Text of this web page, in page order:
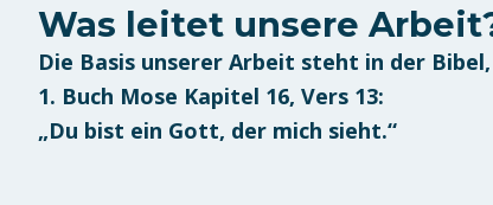
Was leitet unsere
Die Basis unserer Arbeit steht in der
1. Buch Mose Kapitel 16, Vers 13:
„Du bist ein Gott, der mich sieht.“